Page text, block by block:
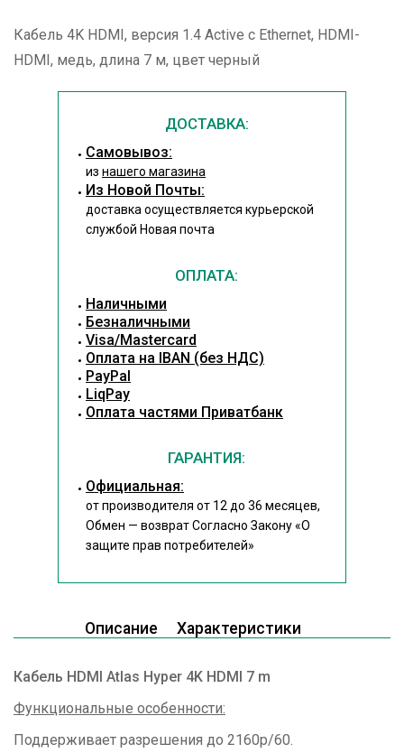
Кабель 4K HDMI, версия 1.4 Active с Ethernet, HDMI-
HDMI, медь, длина 7 м, цвет черный
ДОСТАВКА:
Cамовывоз:
из нашего магазина
Из Новой Почты:
доставка осуществляется курьерской
службой Новая почта
ОПЛАТА:
Наличными
Безналичными
Visa/Mastercard
Оплата на IBAN (без НДС)
PayPal
LiqPay
Оплата частями Приватбанк
ГАРАНТИЯ:
Официальная:
от производителя от 12 до 36 месяцев,
Обмен — возврат Согласно Закону«О
защите прав потребителей»
Описание Характеристики
Кабель HDMI Atlas Hyper 4K HDMI 7 m
Функциональные особенности:
Поддерживает разрешения до 2160p/60.